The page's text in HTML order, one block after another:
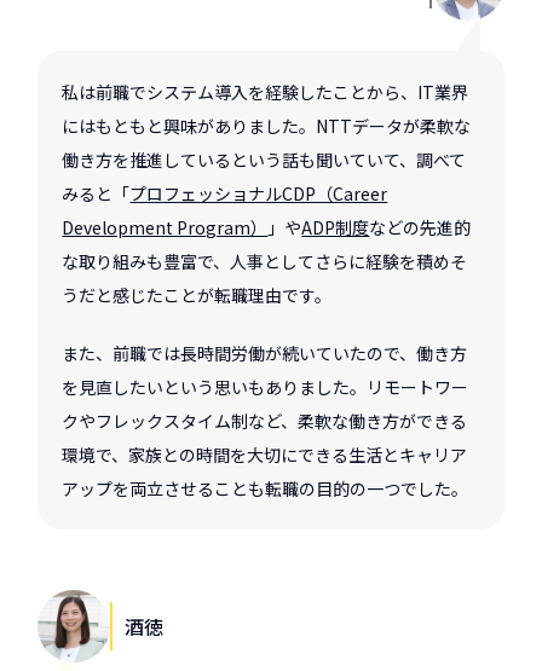
私は前職でシステム導入を経験したことから、IT業界
にはもともと興味がありました。NTTデータが柔軟な
働き方を推進しているという話も聞いていて、調べて
みると「プロフェッショナルCDP（Career
Development Program）
」やADP制度などの先進的
な取り組みも豊富で、人事としてさらに経験を積めそ
うだと感じたことが転職理由です。
また、前職では長時間労働が続いていたので、働き方
を見直したいという思いもありました。リモートワー
クやフレックスタイム制など、柔軟な働き方ができる
環境で、家族との時間を大切にできる生活とキャリア
アップを両立させることも転職の目的の一つでした。
酒徳